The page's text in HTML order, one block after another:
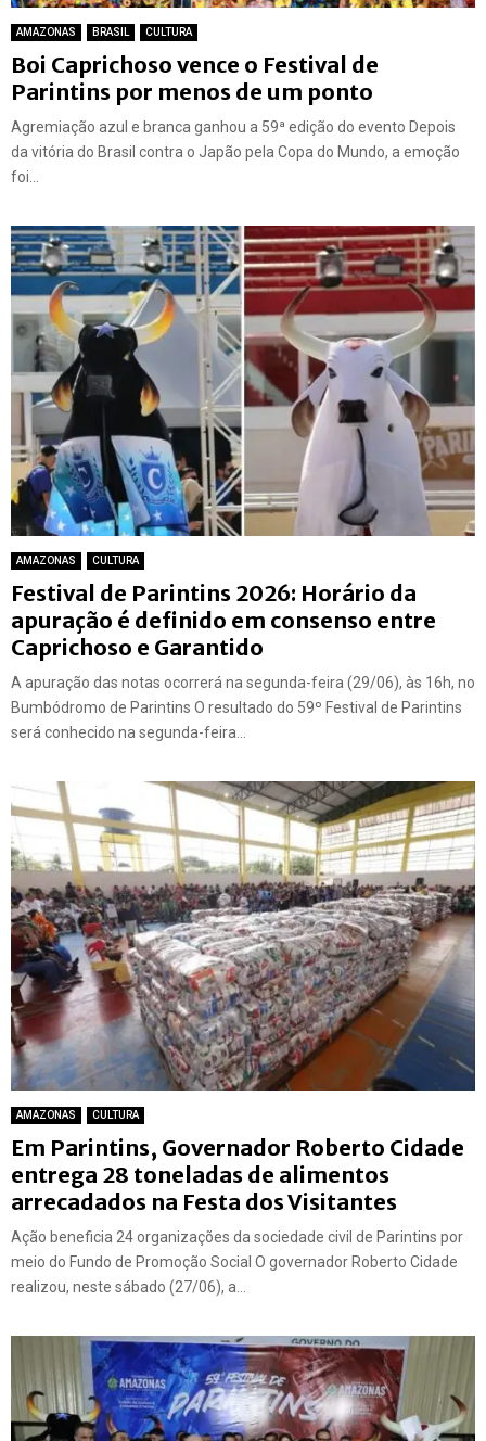
AMAZONAS BRASIL CULTURA
Boi Caprichoso vence o Festival de
Parintins por menos de um ponto
Agremiação azul e branca ganhou a 59ª edição do evento Depois
da vitória do Brasil contra o Japão pela Copa do Mundo, a emoção
foi...
AMAZONAS CULTURA
Festival de Parintins 2026: Horário da
apuração é definido em consenso entre
Caprichoso e Garantido
A apuração das notas ocorrerá na segunda-feira (29/06), às 16h, no
Bumbódromo de Parintins O resultado do 59º Festival de Parintins
será conhecido na segunda-feira...
AMAZONAS CULTURA
Em Parintins, Governador Roberto Cidade
entrega 28 toneladas de alimentos
arrecadados na Festa dos Visitantes
Ação beneficia 24 organizações da sociedade civil de Parintins por
meio do Fundo de Promoção Social O governador Roberto Cidade
realizou, neste sábado (27/06), a...